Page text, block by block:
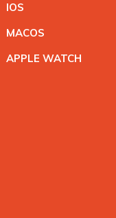
IOS
MACOS
APPLE WATCH